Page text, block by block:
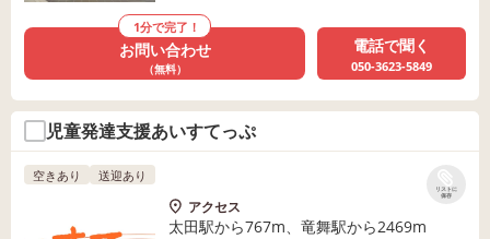
1分で完了！
お問い合わせ
（無料）
電話で聞く
050-3623-5849
児童発達支援あいすてっぷ
リストに
保存
空きあり 送迎あり
アクセス
太田駅から767m、竜舞駅から2469m